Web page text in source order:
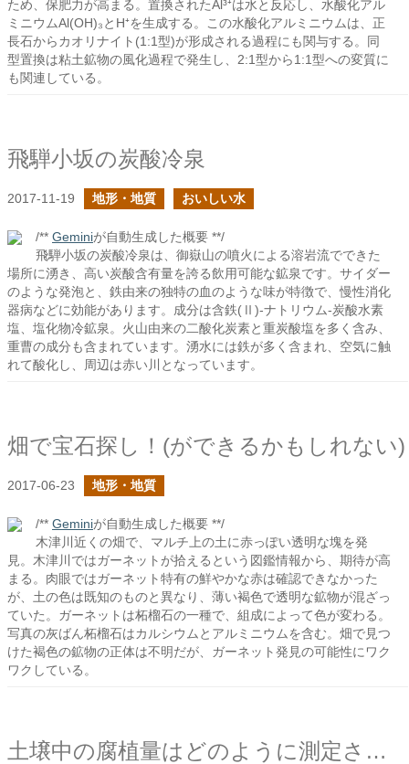
ため、保肥力が高まる。置換されたAl³⁺は水と反応し、水酸化アル
ミニウムAl(OH)₃とH⁺を生成する。この水酸化アルミニウムは、正
長石からカオリナイト(1:1型)が形成される過程にも関与する。同
型置換は粘土鉱物の風化過程で発生し、2:1型から1:1型への変質に
も関連している。
飛騨小坂の炭酸冷泉
2017-11-19 地形・地質 おいしい水
/** Geminiが自動生成した概要 **/
飛騨小坂の炭酸冷泉は、御嶽山の噴火による溶岩流でできた
場所に湧き、高い炭酸含有量を誇る飲用可能な鉱泉です。サイダー
のような発泡と、鉄由来の独特の血のような味が特徴で、慢性消化
器病などに効能があります。成分は含鉄(Ⅱ)-ナトリウム-炭酸水素
塩、塩化物冷鉱泉。火山由来の二酸化炭素と重炭酸塩を多く含み、
重曹の成分も含まれています。湧水には鉄が多く含まれ、空気に触
れて酸化し、周辺は赤い川となっています。
畑で宝石探し！(ができるかもしれない)
2017-06-23 地形・地質
/** Geminiが自動生成した概要 **/
木津川近くの畑で、マルチ上の土に赤っぽい透明な塊を発
見。木津川ではガーネットが拾えるという図鑑情報から、期待が高
まる。肉眼ではガーネット特有の鮮やかな赤は確認できなかった
が、土の色は既知のものと異なり、薄い褐色で透明な鉱物が混ざっ
ていた。ガーネットは柘榴石の一種で、組成によって色が変わる。
写真の灰ばん柘榴石はカルシウムとアルミニウムを含む。畑で見つ
けた褐色の鉱物の正体は不明だが、ガーネット発見の可能性にワク
ワクしている。
土壌中の腐植量はどのように測定されているのか？